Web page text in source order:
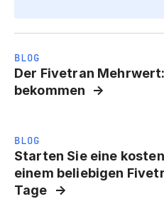
BLOG
Der Fivetran
bekommen
BLOG
Starten Sie eine
einem beliebigen
Tage